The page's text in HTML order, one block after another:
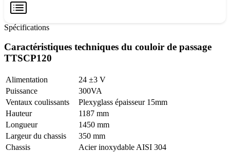
Spécifications
Caractéristiques techniques du couloir de passage
TTSCP120
Alimentation
24 ±3 V
Puissance
300VA
Ventaux coulissants
Plexyglass épaisseur 15mm
Hauteur
1187 mm
Longueur
1450 mm
Largeur du chassis
350 mm
Chassis
Acier inoxydable AISI 304